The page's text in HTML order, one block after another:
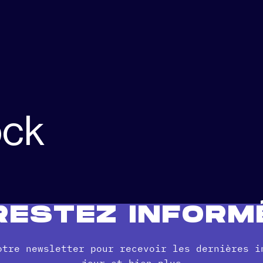
newsletter pour recevoir les dernières